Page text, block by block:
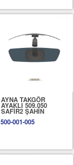
AYNA TAKGÖR
AYAKLI 509.050
SAFİR2 ŞAHİN
500-001-005